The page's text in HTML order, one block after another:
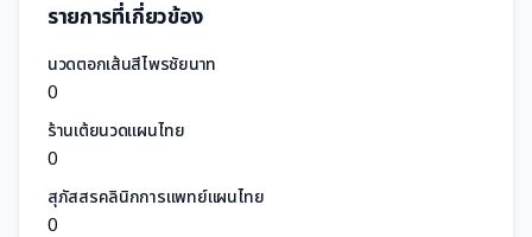
รายการที่เกี่ยวข้อง
นวดตอกเส้นสีไพรชัยนาท
0
ร้านเต้ยนวดแผนไทย
0
สุภัสสรคลินิกการแพทย์แผนไทย
0